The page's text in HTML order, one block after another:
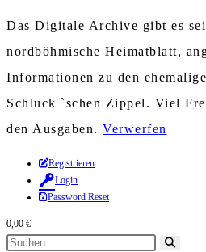
Das Digitale Archive gibt es
nordböhmische Heimatblatt,
Informationen zu den
Schluck `schen Zippel. Viel
den Ausgaben. Verwerfen
Zum
Inhalt
springen
Registrieren
Login
Password Reset
0,00 €
Diese